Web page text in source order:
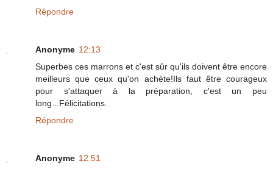
Répondre
Anonyme 12:13
Superbes ces marrons et c'est sûr qu'ils doivent être encore
meilleurs que ceux qu'on achète!Ils faut être courageux
pour s'attaquer à la préparation, c'est un peu
long...Félicitations.
Répondre
Anonyme 12:51